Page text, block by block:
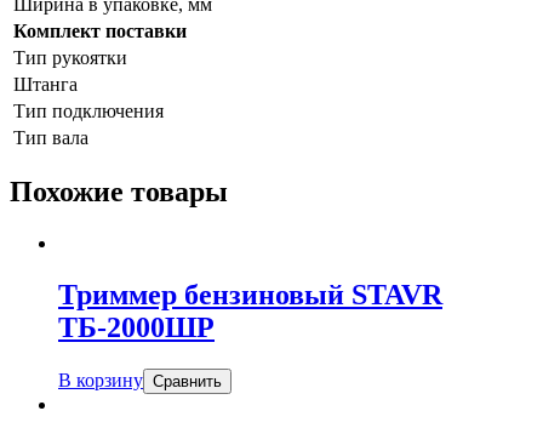
Комплект поставки
Тип рукоятки
Штанга
Тип подключения
Тип вала
Похожие товары
Триммер бензиновый STAVR
ТБ-2000ШР
В корзину Сравнить